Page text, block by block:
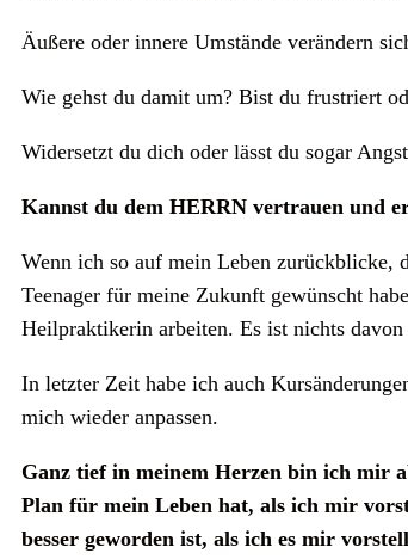
Äußere oder innere Umstände verändern
Wie gehst du damit um? Bist du frustriert
Widersetzt du dich oder lässt du sogar
Kannst du dem HERRN vertrauen und
Wenn ich so auf mein Leben zurückblicke,
Teenager für meine Zukunft gewünscht
Heilpraktikerin arbeiten. Es ist nichts
In letzter Zeit habe ich auch
mich wieder anpassen.
Ganz tief in meinem Herzen bin ich mir
Plan für mein Leben hat, als ich mir
besser geworden ist, als ich es mir